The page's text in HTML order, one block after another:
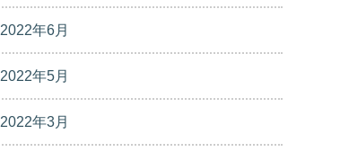
2022年6月
2022年5月
2022年3月